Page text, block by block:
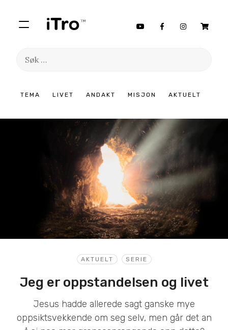
TEMA LIVET ANDAKT MISJON AKTUELT
Søk
innhold
AKTUELT SERIE
Jeg er oppstandelsen og livet
Jesus hadde allerede sagt ganske mye
oppsiktsvekkende om seg selv, men går det an